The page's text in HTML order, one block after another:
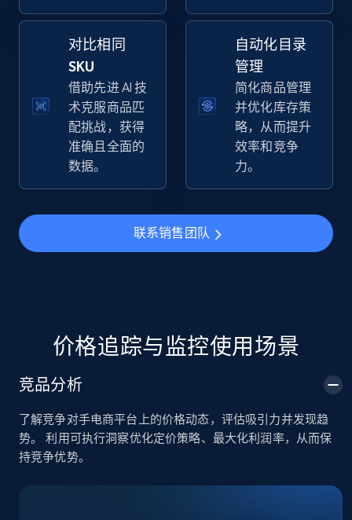
using sku numbers
URL, Final price, Sku, Currency, Gtin,
Specifications, Image urls, Top reviews, and
more.
5.6K+ 876+ 立即开始
URL, Title, Available, Description, Currency, Initial
price, Final price, Discount percent, and more.
URL, Title, Available, Description, Currency, Initial
5.4K+ 668+ 立即开始
对比相同
SKU
借助先进 AI 技
术克服商品匹
配挑战，获得
准确且全面的
数据。
自动化目录
管理
简化商品管理
并优化库存策
略，从而提升
效率和竞争
力。
联系销售团队
价格追踪与监控使用场景
竞品分析
了解竞争对手电商平台上的价格动态，评估吸引力并发现趋
势。 利用可执行洞察优化定价策略、最大化利润率，从而保
持竞争优势。